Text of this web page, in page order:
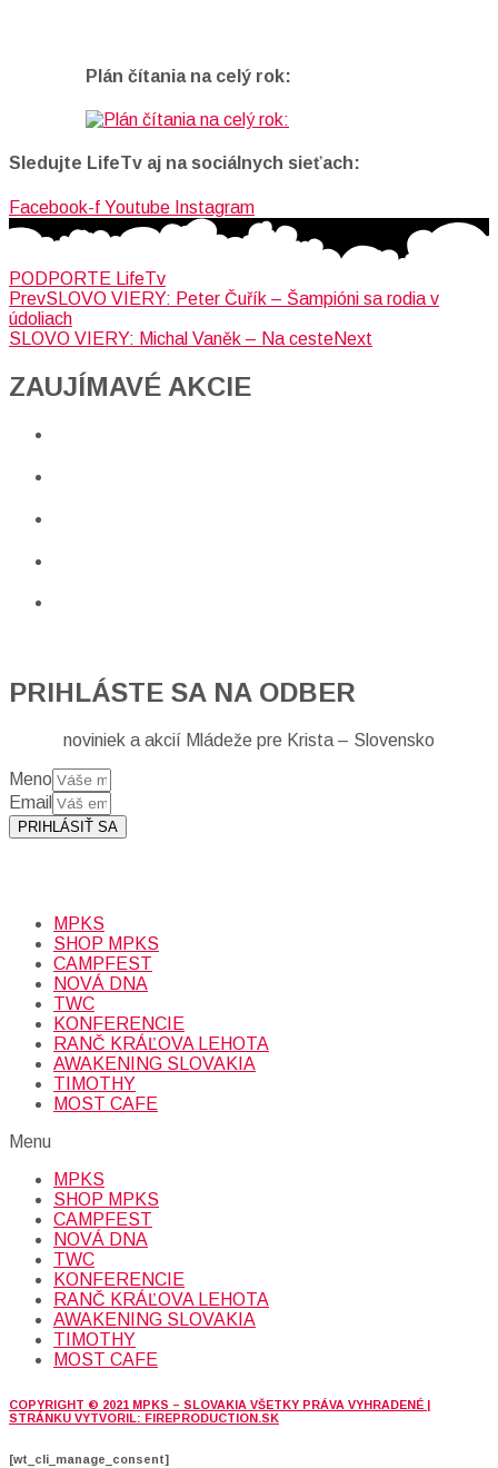
Plán čítania na celý rok:
Sledujte LifeTv aj na sociálnych sieťach:
Facebook-f Youtube Instagram
PODPORTE LifeTv
PrevSLOVO VIERY: Peter Čuřík – Šampióni sa rodia v
údoliach
SLOVO VIERY: Michal Vaněk – Na cesteNext
ZAUJÍMAVÉ AKCIE​
PRIHLÁSTE SA NA ODBER
noviniek a akcií Mládeže pre Krista – Slovensko
Meno
Email
PRIHLÁSIŤ SA
MPKS
SHOP MPKS
CAMPFEST
NOVÁ DNA
TWC
KONFERENCIE
RANČ KRÁĽOVA LEHOTA
AWAKENING SLOVAKIA
TIMOTHY
MOST CAFE
Menu
MPKS
SHOP MPKS
CAMPFEST
NOVÁ DNA
TWC
KONFERENCIE
RANČ KRÁĽOVA LEHOTA
AWAKENING SLOVAKIA
TIMOTHY
MOST CAFE
COPYRIGHT © 2021 MPKS – SLOVAKIA VŠETKY PRÁVA VYHRADENÉ |
STRÁNKU VYTVORIL: FIREPRODUCTION.SK
[wt_cli_manage_consent]